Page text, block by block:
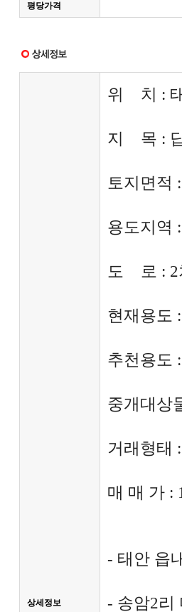
평당가격
상세정보
위 치 :
지 목 :
토지면적
용도지역
도 로 : 2
현재용도
추천용도
중개대상
거래형태
매 매 가 :
- 태안 읍
- 송암2리